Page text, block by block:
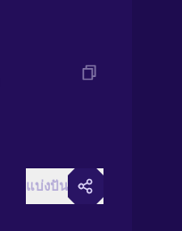
แบ่งปัน